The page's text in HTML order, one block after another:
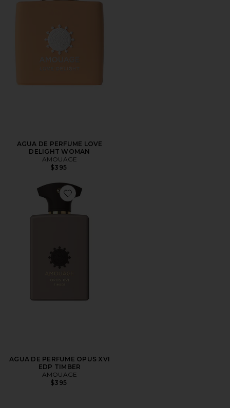
AGUA DE PERFUME LOVE
DELIGHT WOMAN
AMOUAGE
$395
Favorite AGUA DE PERFUME OPUS XVI EDP TIMBER
AGUA DE PERFUME OPUS XVI
EDP TIMBER
AMOUAGE
$395